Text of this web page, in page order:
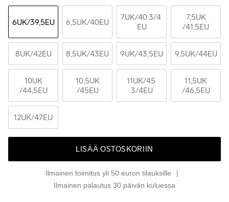
6UK/39,5EU 6,5UK/40EU 7UK/40 3/4
EU
7,5UK
/41,5EU
8UK/42EU 8,5UK/43EU 9UK/43,5EU 9,5UK/44EU
10UK
/44,5EU
10,5UK
/45EU
11UK/45
3/4EU
11,5UK
/46,5EU
12UK/47EU
LISÄÄ OSTOSKORIIN
Ilmainen toimitus yli 50 euron tilauksille
Ilmainen palautus 30 päivän kuluessa